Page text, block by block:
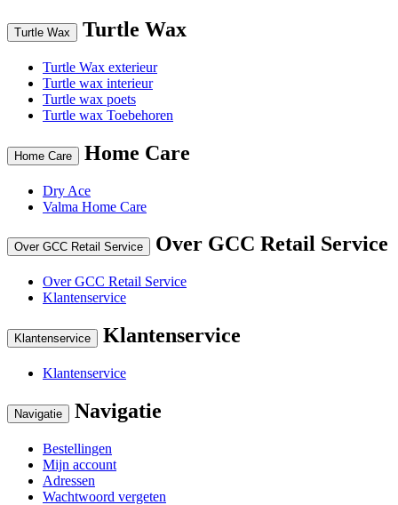
Turtle Wax Turtle Wax
Turtle Wax exterieur
Turtle wax interieur
Turtle wax poets
Turtle wax Toebehoren
Home Care Home Care
Dry Ace
Valma Home Care
Over GCC Retail Service Over GCC Retail Service
Over GCC Retail Service
Klantenservice
Klantenservice Klantenservice
Klantenservice
Navigatie Navigatie
Bestellingen
Mijn account
Adressen
Wachtwoord vergeten